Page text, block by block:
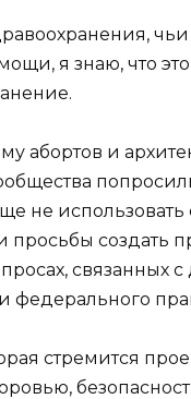
я знаю, что
абортов и
не
просьбы создать
связанных
федерального
стремится